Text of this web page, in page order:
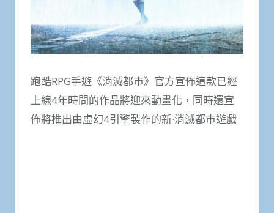
跑酷RPG手遊《消滅都市》官方宣佈這款已經
上線4年時間的作品將迎來動畫化，同時還宣
佈將推出由虛幻4引擎製作的新·消滅都市遊戲